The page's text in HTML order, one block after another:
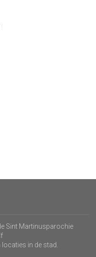
Sint Martinusparochie
in de stad.